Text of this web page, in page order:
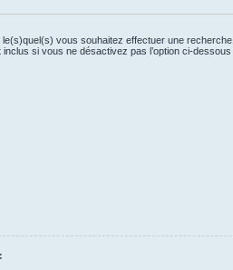
vous souhaitez effectuer une recherche.
si vous ne désactivez pas l’option ci-dessous